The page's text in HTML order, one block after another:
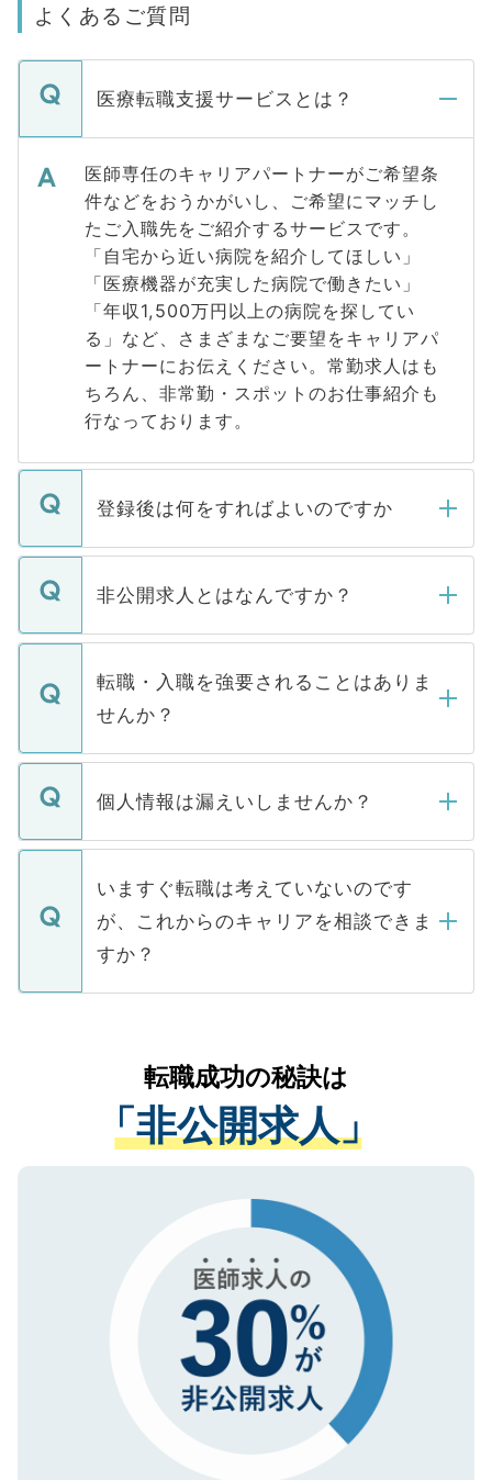
よくあるご質問
医療転職支援サービスとは？
医師専任のキャリアパートナーがご希望条
件などをおうかがいし、ご希望にマッチし
たご入職先をご紹介するサービスです。
「自宅から近い病院を紹介してほしい」
「医療機器が充実した病院で働きたい」
「年収1,500万円以上の病院を探してい
る」など、さまざまなご要望をキャリアパ
ートナーにお伝えください。常勤求人はも
ちろん、非常勤・スポットのお仕事紹介も
行なっております。
登録後は何をすればよいのですか
ご登録いただきましたら、弊社担当者がご
登録内容を確認し、その後メールもしくは
ます。通常、5営業日以内にはご連絡をせて
いただきますので、しばらくお待ちくださ
い。
非公開求人とはなんですか？
マイナビDOCTORで取り扱っている求人の
うち約3割は、Webサイトからご覧いただ
けない「非公開求人」です。非公開求人は
下記の理由によって、一般には公開してい
ません。
■応募殺到を避けるため 人気のある医療機
関を公にしてしまうと、応募が殺到する場
に、医療機関が求める条件に合った人材の
みを人材紹介会社に依頼するケースが増え
ています。
転職・入職を強要されることはありま
せんか？
転職・入職を強要することは一切ありませ
ん。また、仮に応募先から内定をいただい
定を承諾する必要はありません。内定先へ
の辞退の連絡はキャリアパートナーが行い
ますので、ご安心ください。
個人情報は漏えいしませんか？
個人情報が漏えいすることはありませんの
で、ご安心ください。当サイトからの登録
などで収集したご登録者様の個人情報は、
ご本人のキャリアアップおよび転職活動の
支援を目的に使用いたします。お預かりし
ているすべての個人データはご本人の許可
は、個人情報の取り扱いについての厳密な
管理基準を満たした事業者のみに付与され
る、プライバシーマークを取得済みです。
ご登録いただいた個人情報は、SSL（デー
で、機密保持に関してもご安心ください。
いますぐ転職は考えていないのです
が、これからのキャリアを相談できま
すか？
かがいして、現在の医療機関の状況や紹介
経験をまじえながら、適切なアドバイスを
させていただきます。すぐにご転職をされ
ない方には、長期的なサポートが可能です
ので、まずはご登録ください。
転職成功の秘訣は
「非公開求人」